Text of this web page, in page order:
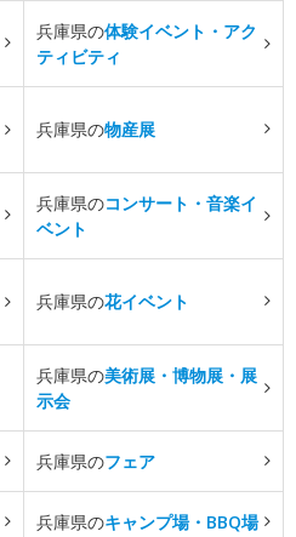
兵庫県の体験イベント・アク
ティビティ
兵庫県の物産展
兵庫県のコンサート・音楽イ
ベント
兵庫県の花イベント
兵庫県の美術展・博物展・展
示会
兵庫県のフェア
兵庫県のキャンプ場・BBQ場